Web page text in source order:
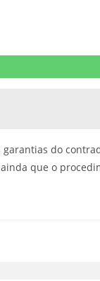
garantias do
que o